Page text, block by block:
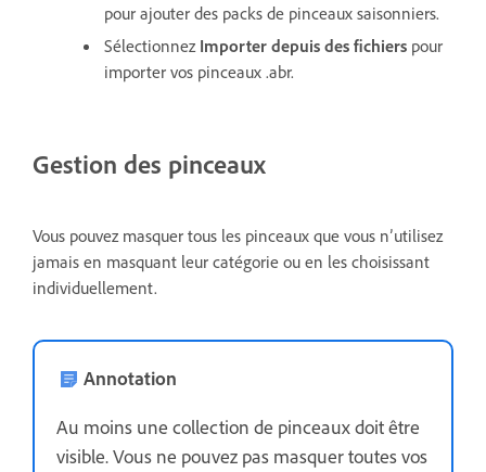
pour ajouter des packs de pinceaux saisonniers.
Sélectionnez Importer depuis des fichiers pour
importer vos pinceaux .abr.
Gestion des pinceaux
Vous pouvez masquer tous les pinceaux que vous n’utilisez
jamais en masquant leur catégorie ou en les choisissant
individuellement.
Annotation
Au moins une collection de pinceaux doit être
visible. Vous ne pouvez pas masquer toutes vos